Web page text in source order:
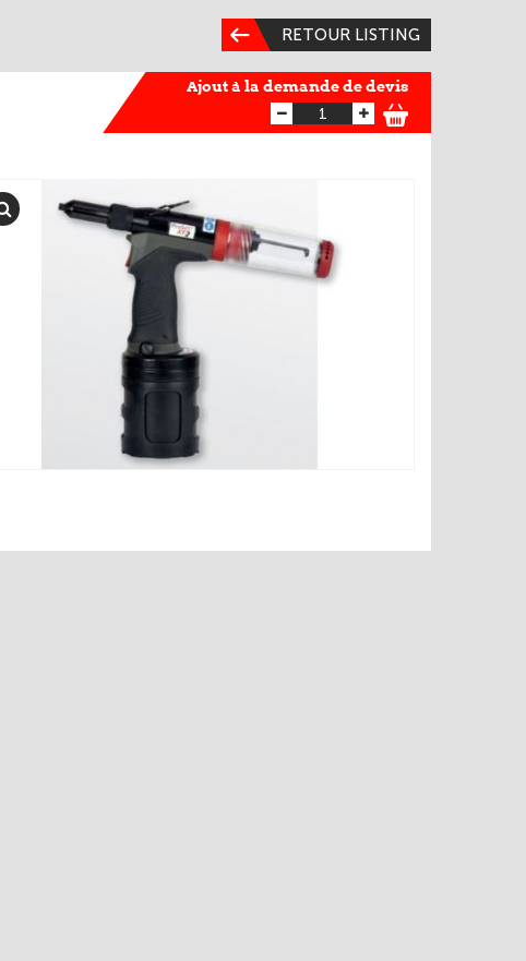
RETOUR LISTING
Ajout à la demande de devis